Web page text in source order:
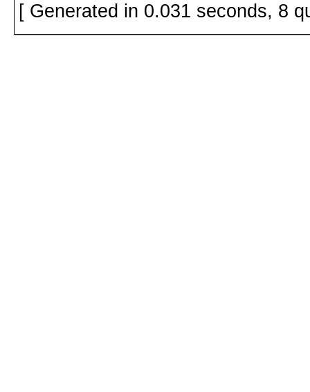
[ Generated in 0.031 seconds, 8